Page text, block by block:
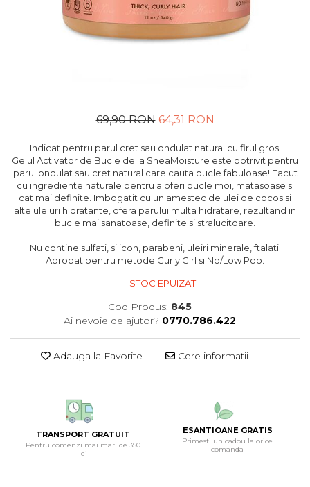
69,90 RON 64,31 RON
Indicat pentru parul cret sau ondulat natural cu firul gros.
Gelul Activator de Bucle de la SheaMoisture este potrivit pentru
parul ondulat sau cret natural care cauta bucle fabuloase! Facut
cu ingrediente naturale pentru a oferi bucle moi, matasoase si
cat mai definite. Imbogatit cu un amestec de ulei de cocos si
alte uleiuri hidratante, ofera parului multa hidratare, rezultand in
bucle mai sanatoase, definite si stralucitoare.
Nu contine sulfati, silicon, parabeni, uleiri minerale, ftalati.
Aprobat pentru metode Curly Girl si No/Low Poo.
STOC EPUIZAT
Cod Produs: 845
Ai nevoie de ajutor? 0770.786.422
Adauga la Favorite Cere informatii
TRANSPORT GRATUIT
Pentru comenzi mai mari de 350
lei
ESANTIOANE GRATIS
Primesti un cadou la orice
comanda